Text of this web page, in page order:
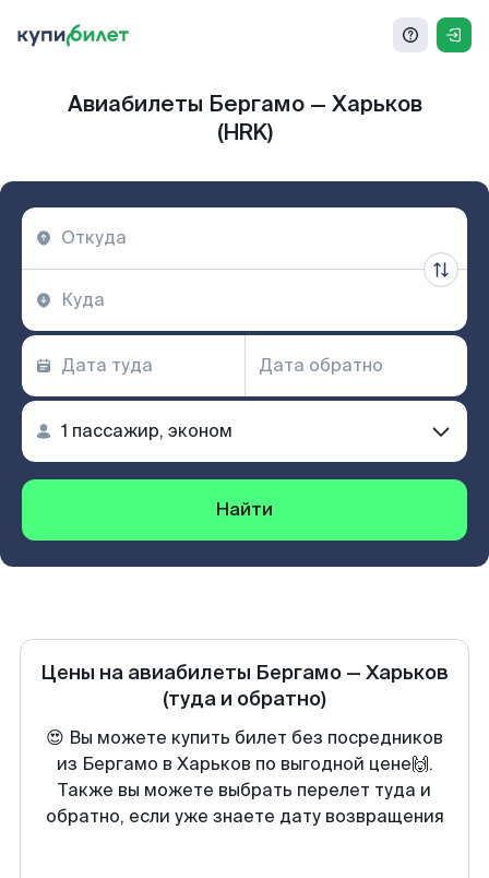
Авиабилеты Бергамо — Харьков
(HRK)
Найти
Цены на авиабилеты Бергамо — Харьков
(туда и обратно)
😍 Вы можете купить билет без посредников
из Бергамо в Харьков по выгодной цене🙌.
Также вы можете выбрать перелет туда и
обратно, если уже знаете дату возвращения